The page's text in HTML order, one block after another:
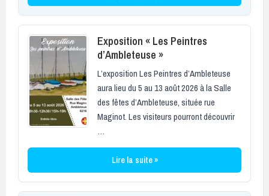
Exposition « Les Peintres
d’Ambleteuse »
L’exposition Les Peintres d’Ambleteuse
aura lieu du 5 au 13 août 2026 à la Salle
des fêtes d’Ambleteuse, située rue
Maginot. Les visiteurs pourront découvrir
…
Lire la suite »